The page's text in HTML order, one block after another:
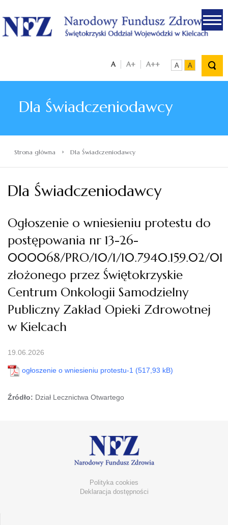
.
A A+ A++ A A
Dla Świadczeniodawcy
Strona główna › Dla Świadczeniodawcy
Dla Świadczeniodawcy
Ogłoszenie o wniesieniu protestu do
postępowania nr 13-26-
000068/PRO/10/1/10.7940.159.02/01
złożonego przez Świętokrzyskie
Centrum Onkologii Samodzielny
Publiczny Zakład Opieki Zdrowotnej
w Kielcach
19.06.2026
ogłoszenie o wniesieniu protestu-1
Źródło: Dział Lecznictwa Otwartego
Polityka cookies
Deklaracja dostępności